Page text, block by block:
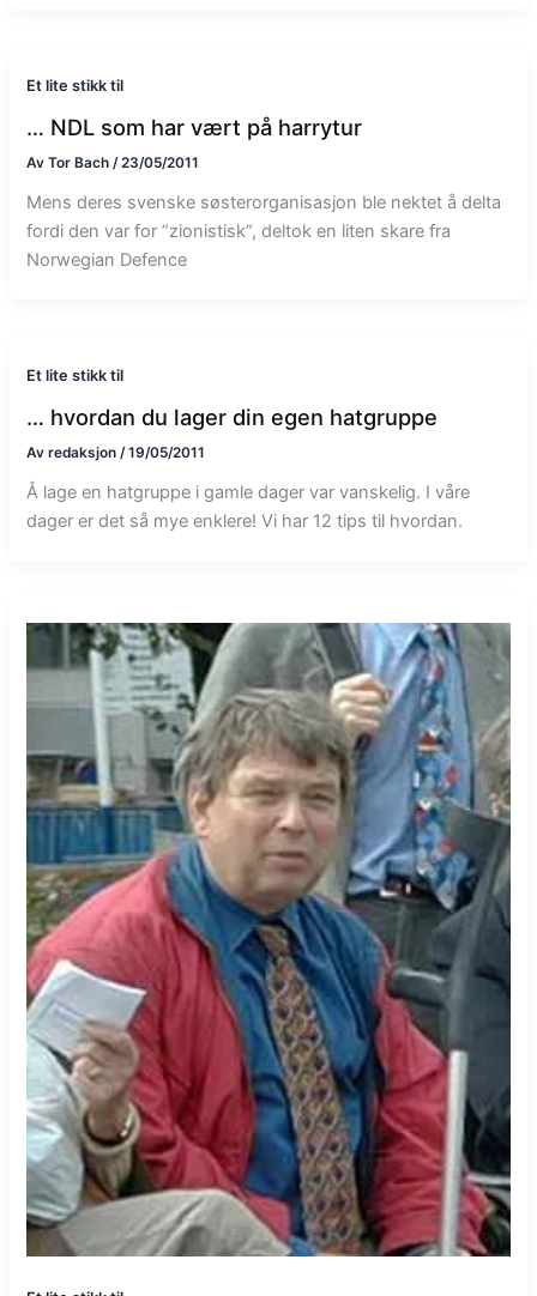
Et lite stikk til
… NDL som har vært på harrytur
Av Tor Bach /23/05/2011
Mens deres svenske søsterorganisasjon ble nektet å delta
fordi den var for ”zionistisk”, deltok en liten skare fra
Norwegian Defence
Et lite stikk til
… hvordan du lager din egen hatgruppe
Av redaksjon/19/05/2011
Å lage en hatgruppe i gamle dager var vanskelig. I våre
dager er det så mye enklere! Vi har 12 tips til hvordan.